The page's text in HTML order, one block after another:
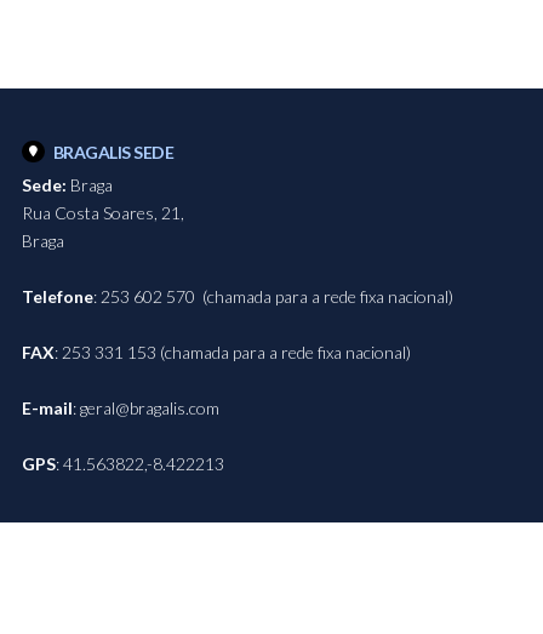
BRAGALIS SEDE
Sede: Braga
Rua Costa Soares, 21,
Braga
Telefone: 253 602 570 (chamada para a rede fixa nacional)
FAX: 253 331 153 (chamada para a rede fixa nacional)
E-mail: geral@bragalis.com
GPS: 41.563822,-8.422213